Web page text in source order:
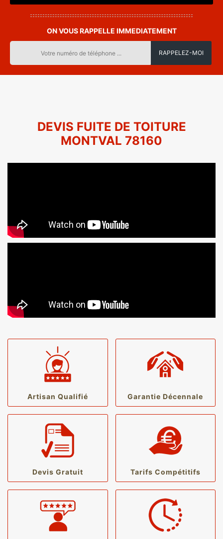
ON VOUS RAPPELLE IMMEDIATEMENT
DEVIS FUITE DE TOITURE
MONTVAL 78160
Artisan Qualifié Garantie Décennale
Devis Gratuit Tarifs Compétitifs